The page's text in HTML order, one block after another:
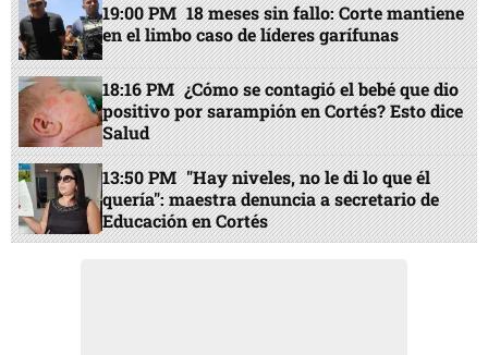
19:00 PM 18 meses sin fallo: Corte mantiene
en el limbo caso de líderes garífunas
18:16 PM ¿Cómo se contagió el bebé que dio
positivo por sarampión en Cortés? Esto dice
Salud
13:50 PM "Hay niveles, no le di lo que él
quería": maestra denuncia a secretario de
Educación en Cortés